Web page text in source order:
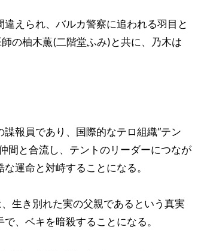
えられ、バルカ警察に追われる羽目と
の柚木薫(二階堂ふみ)と共に、乃木は
報員であり、国際的なテロ組織“テン
間と合流し、テントのリーダーにつなが
運命と対峙することになる。
生き別れた実の父親であるという真実
、ベキを暗殺することになる。